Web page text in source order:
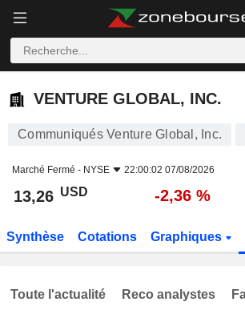
VENTURE GLOBAL, INC.
VENTURE GLOBAL, INC.
Communiqués Venture Global, Inc.
Marché Fermé - NYSE 22:00:02 07/08/2026
13,26 USD -2,36 %
Synthèse Cotations Graphiques
Toute l'actualité Reco analystes